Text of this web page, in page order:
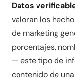
Datos
valoran los
de marketing
porcentajes,
— este tipo de
contenido de